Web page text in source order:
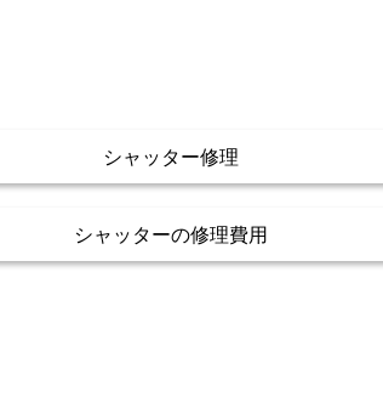
シャッター修理
シャッターの修理費用